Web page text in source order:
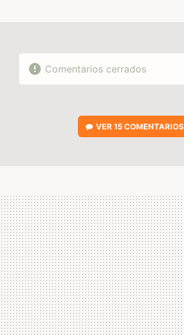
Comentarios cerrados
VER15 COMENTARIOS